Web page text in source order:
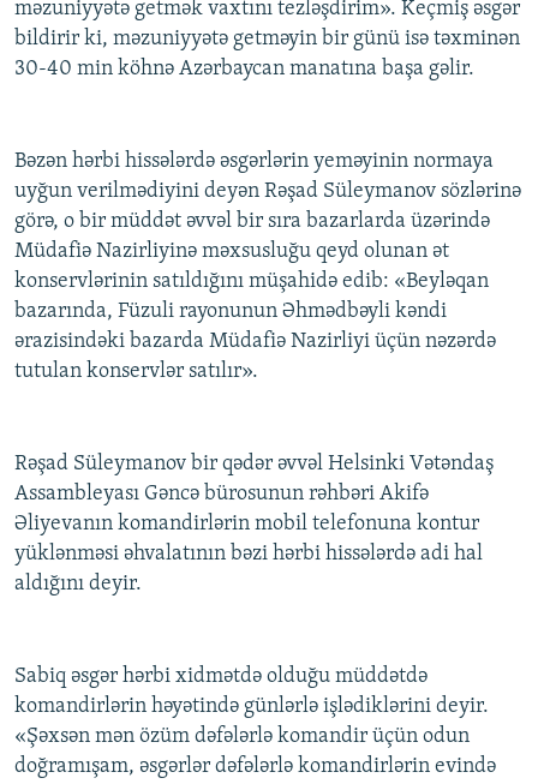
məzuniyyətə getmək vaxtını tezləşdirim». Keçmiş əsgər
bildirir ki, məzuniyyətə getməyin bir günü isə təxminən
30-40 min köhnə Azərbaycan manatına başa gəlir.
Bəzən hərbi hissələrdə əsgərlərin yeməyinin normaya
uyğun verilmədiyini deyən Rəşad Süleymanov sözlərinə
görə, o bir müddət əvvəl bir sıra bazarlarda üzərində
Müdafiə Nazirliyinə məxsusluğu qeyd olunan ət
konservlərinin satıldığını müşahidə edib: «Beyləqan
bazarında, Füzuli rayonunun Əhmədbəyli kəndi
ərazisindəki bazarda Müdafiə Nazirliyi üçün nəzərdə
tutulan konservlər satılır».
Rəşad Süleymanov bir qədər əvvəl Helsinki Vətəndaş
Assambleyası Gəncə bürosunun rəhbəri Akifə
Əliyevanın komandirlərin mobil telefonuna kontur
yüklənməsi əhvalatının bəzi hərbi hissələrdə adi hal
aldığını deyir.
Sabiq əsgər hərbi xidmətdə olduğu müddətdə
komandirlərin həyətində günlərlə işlədiklərini deyir.
«Şəxsən mən özüm dəfələrlə komandir üçün odun
doğramışam, əsgərlər dəfələrlə komandirlərin evində